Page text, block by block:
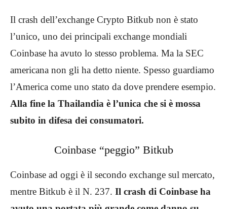
Il crash dell’exchange Crypto Bitkub non è stato
l’unico, uno dei principali exchange mondiali
Coinbase ha avuto lo stesso problema. Ma la SEC
americana non gli ha detto niente. Spesso guardiamo
l’America come uno stato da dove prendere esempio.
Alla fine la Thailandia è l’unica che si è mossa
subito in difesa dei consumatori.
Coinbase “peggio” Bitkub
Coinbase ad oggi è il secondo exchange sul mercato,
mentre Bitkub è il N. 237. Il crash di Coinbase ha